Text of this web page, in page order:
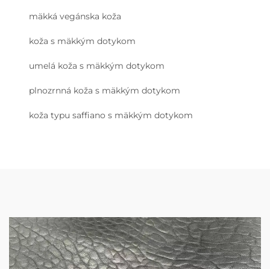
mäkká vegánska koža
koža s mäkkým dotykom
umelá koža s mäkkým dotykom
plnozrnná koža s mäkkým dotykom
koža typu saffiano s mäkkým dotykom